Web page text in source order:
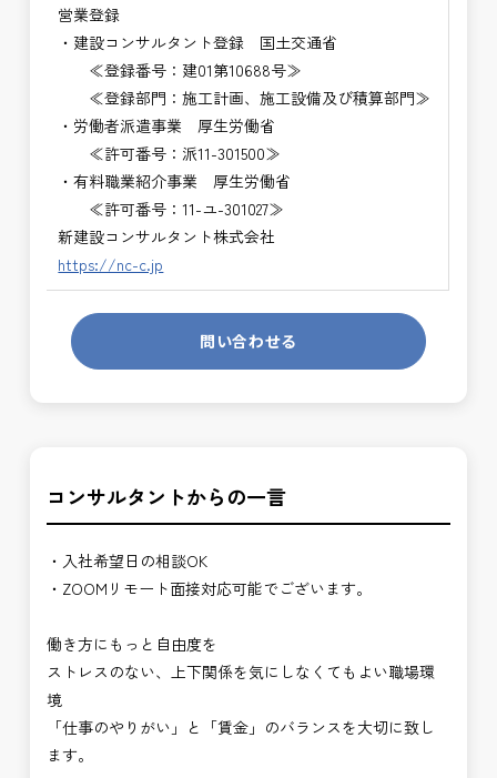
営業登録
・建設コンサルタント登録 国土交通省
≪登録番号：建01第10688号≫
≪登録部門：施工計画、施工設備及び積算部門≫
・労働者派遣事業 厚生労働省
≪許可番号：派11-301500≫
・有料職業紹介事業 厚生労働省
≪許可番号：11-ユ-301027≫
新建設コンサルタント株式会社
https://nc-c.jp
問い合わせる
コンサルタントからの一言
・入社希望日の相談OK
・ZOOMリモート面接対応可能でございます。
働き方にもっと自由度を
ストレスのない、上下関係を気にしなくてもよい職場環
境
「仕事のやりがい」と「賃金」のバランスを大切に致し
ます。